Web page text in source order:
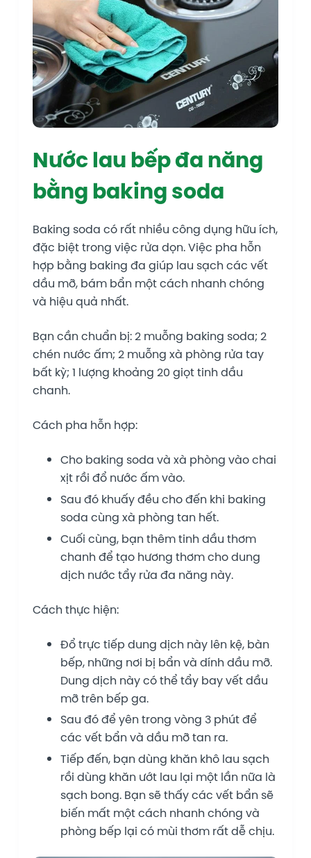
Nước lau bếp đa năng
bằng baking soda
Baking soda có rất nhiều công dụng hữu ích,
đặc biệt trong việc rửa dọn. Việc pha hỗn
hợp bằng baking đa giúp lau sạch các vết
dầu mỡ, bám bẩn một cách nhanh chóng
và hiệu quả nhất.
Bạn cần chuẩn bị: 2 muỗng baking soda; 2
chén nước ấm; 2 muỗng xà phòng rửa tay
bất kỳ; 1 lượng khoảng 20 giọt tinh dầu
chanh.
Cách pha hỗn hợp:
Cho baking soda và xà phòng vào chai
xịt rồi đổ nước ấm vào.
Sau đó khuấy đều cho đến khi baking
soda cùng xà phòng tan hết.
Cuối cùng, bạn thêm tinh dầu thơm
chanh để tạo hương thơm cho dung
dịch nước tẩy rửa đa năng này.
Cách thực hiện:
Đổ trực tiếp dung dịch này lên kệ, bàn
bếp, những nơi bị bẩn và dính dầu mỡ.
Dung dịch này có thể tẩy bay vết dầu
mỡ trên bếp ga.
Sau đó để yên trong vòng 3 phút để
các vết bẩn và dầu mỡ tan ra.
Tiếp đến, bạn dùng khăn khô lau sạch
rồi dùng khăn ướt lau lại một lần nữa là
sạch bong. Bạn sẽ thấy các vết bẩn sẽ
biến mất một cách nhanh chóng và
phòng bếp lại có mùi thơm rất dễ chịu.